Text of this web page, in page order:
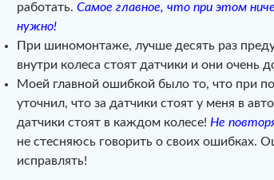
работать. Самое главное, что при этом
нужно!
При шиномонтаже, лучше десять раз
внутри колеса стоят датчики и они очень
Моей главной ошибкой было то, что при
уточнил, что за датчики стоят у меня в
датчики стоят в каждом колесе! Не
не стесняюсь говорить о своих ошибках.
исправлять!